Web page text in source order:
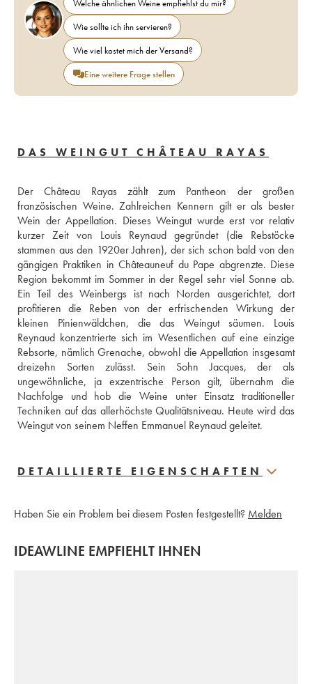
Welche ähnlichen Weine empfiehlst du mir?
Wie sollte ich ihn servieren?
Wie viel kostet mich der Versand?
Eine weitere Frage stellen
DAS WEINGUT CHÂTEAU RAYAS
Der Château Rayas zählt zum Pantheon der großen
französischen Weine. Zahlreichen Kennern gilt er als bester
Wein der Appellation. Dieses Weingut wurde erst vor relativ
kurzer Zeit von Louis Reynaud gegründet (die Rebstöcke
stammen aus den 1920er Jahren), der sich schon bald von den
gängigen Praktiken in Châteauneuf du Pape abgrenzte. Diese
Region bekommt im Sommer in der Regel sehr viel Sonne ab.
Ein Teil des Weinbergs ist nach Norden ausgerichtet, dort
profitieren die Reben von der erfrischenden Wirkung der
kleinen Pinienwäldchen, die das Weingut säumen. Louis
Reynaud konzentrierte sich im Wesentlichen auf eine einzige
Rebsorte, nämlich Grenache, obwohl die Appellation insgesamt
dreizehn Sorten zulässt. Sein Sohn Jacques, der als
ungewöhnliche, ja exzentrische Person gilt, übernahm die
Nachfolge und hob die Weine unter Einsatz traditioneller
Techniken auf das allerhöchste Qualitätsniveau. Heute wird das
Weingut von seinem Neffen Emmanuel Reynaud geleitet.
DETAILLIERTE EIGENSCHAFTEN
Haben Sie ein Problem bei diesem Posten festgestellt? Melden
IDEAWLINE EMPFIEHLT IHNEN